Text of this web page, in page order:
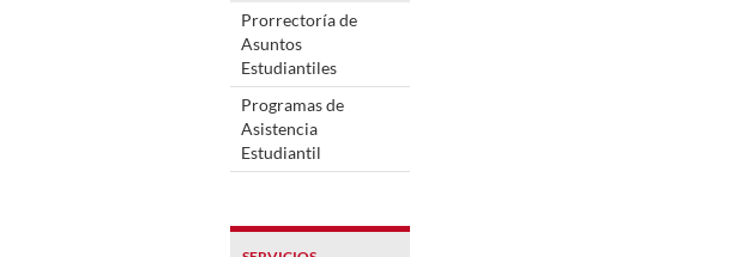
Prorrectoría de
Asuntos
Estudiantiles
Programas de
Asistencia
Estudiantil